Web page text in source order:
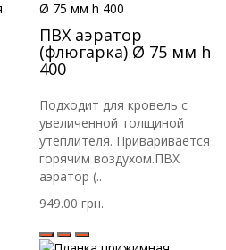
ПВХ аэратор
(флюгарка) Ø 75 мм h
400
Подходит для кровель с
увеличенной толщиной
утеплителя. Приваривается
горячим воздухом.ПВХ
аэратор (..
949.00 грн.